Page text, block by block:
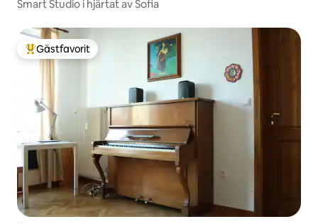
Smart Studio i hjärtat av Sofia
Populär gästfavorit
Gästfavorit